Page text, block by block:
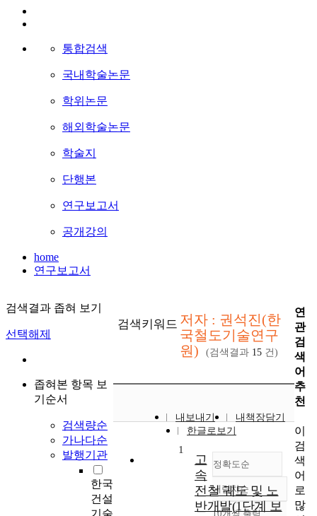
통합검색
국내학술논문
학위논문
해외학술논문
학술지
단행본
연구보고서
공개강의
home
연구보고서
검색결과 좁혀 보기
선택해제
좁혀본 항목 보
기순서
검색량순
가나다순
발행기관
한국
건설
검색키워드 저자 : 권석진(한
국철도기술연구
원)
(검색결과 15 건)
내보내기
내책장담기
한글로보기
정확도순
정확도
순
내림차순
10개씩 출력
1
고
속
전철 궤도 및 노
반개발(1단계 보
연
관
검
색
어
추
천
이
검
색
어
로
많